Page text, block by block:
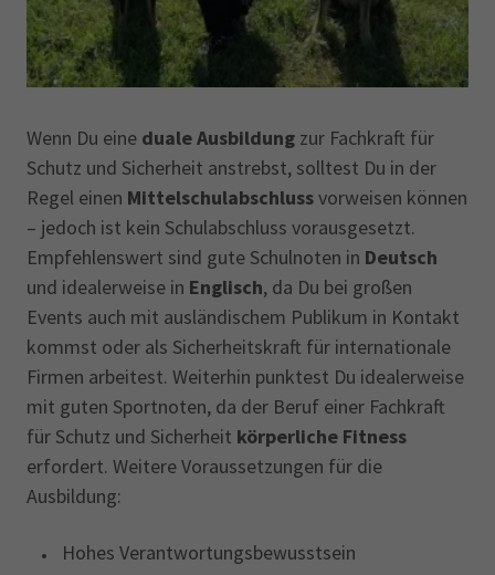
Wenn Du eine duale Ausbildung zur Fachkraft für
Schutz und Sicherheit anstrebst, solltest Du in der
Regel einen Mittelschulabschlussvorweisen können
– jedoch ist kein Schulabschluss vorausgesetzt.
Empfehlenswert sind gute Schulnoten in Deutsch
und idealerweise in Englisch, da Du bei großen
Events auch mit ausländischem Publikum in Kontakt
kommst oder als Sicherheitskraft für internationale
Firmen arbeitest. Weiterhin punktest Du idealerweise
mit guten Sportnoten, da der Beruf einer Fachkraft
für Schutz und Sicherheit körperliche Fitness
erfordert. Weitere Voraussetzungen für die
Ausbildung:
Hohes Verantwortungsbewusstsein